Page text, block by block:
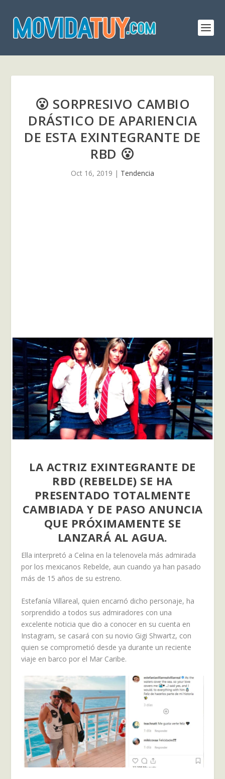
😮 SORPRESIVO CAMBIO
DRÁSTICO DE APARIENCIA
DE ESTA EXINTEGRANTE DE
RBD 😮
Oct 16, 2019 | Tendencia
LA ACTRIZ EXINTEGRANTE DE
RBD (REBELDE) SE HA
PRESENTADO TOTALMENTE
CAMBIADA Y DE PASO ANUNCIA
QUE PRÓXIMAMENTE SE
LANZARÁ AL AGUA.
Ella interpretó a Celina en la telenovela más admirada
por los mexicanos Rebelde, aun cuando ya han pasado
más de 15 años de su estreno.
Estefanía Villareal, quien encarnó dicho personaje, ha
sorprendido a todos sus admiradores con una
excelente noticia que dio a conocer en su cuenta en
Instagram, se casará con su novio Gigi Shwartz, con
quien se comprometió desde ya durante un reciente
viaje en barco por el Mar Caribe.